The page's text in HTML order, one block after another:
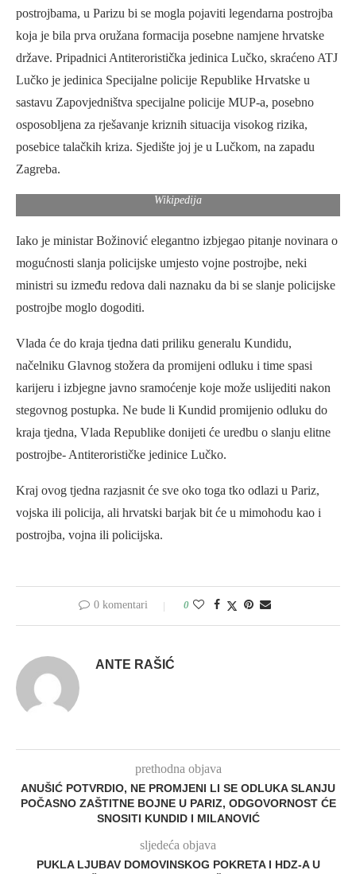
postrojbama, u Parizu bi se mogla pojaviti legendarna postrojba
koja je bila prva oružana formacija posebne namjene hrvatske
države. Pripadnici Antiteroristička jedinica Lučko, skraćeno ATJ
Lučko je jedinica Specijalne policije Republike Hrvatske u
sastavu Zapovjedništva specijalne policije MUP-a, posebno
osposobljena za rješavanje kriznih situacija visokog rizika,
posebice talačkih kriza. Sjedište joj je u Lučkom, na zapadu
Zagreba.
Wikipedija
Iako je ministar Božinović elegantno izbjegao pitanje novinara o
mogućnosti slanja policijske umjesto vojne postrojbe, neki
ministri su između redova dali naznaku da bi se slanje policijske
postrojbe moglo dogoditi.
Vlada će do kraja tjedna dati priliku generalu Kundidu,
načelniku Glavnog stožera da promijeni odluku i time spasi
karijeru i izbjegne javno sramoćenje koje može uslijediti nakon
stegovnog postupka. Ne bude li Kundid promijenio odluku do
kraja tjedna, Vlada Republike donijeti će uredbu o slanju elitne
postrojbe- Antiterorističke jedinice Lučko.
Kraj ovog tjedna razjasnit će sve oko toga tko odlazi u Pariz,
vojska ili policija, ali hrvatski barjak bit će u mimohodu kao i
postrojba, vojna ili policijska.
0 komentari 0
ANTE RAŠIĆ
prethodna objava
ANUŠIĆ POTVRDIO, NE PROMJENI LI SE ODLUKA SLANJU
POČASNO ZAŠTITNE BOJNE U PARIZ, ODGOVORNOST ĆE
SNOSITI KUNDID I MILANOVIĆ
sljedeća objava
PUKLA LJUBAV DOMOVINSKOG POKRETA I HDZ-A U